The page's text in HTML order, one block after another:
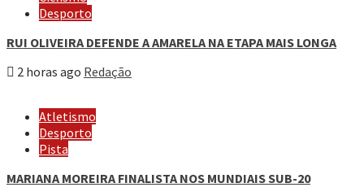
Desporto
RUI OLIVEIRA DEFENDE A AMARELA NA ETAPA MAIS LONGA
2 horas ago Redação
Atletismo
Desporto
Pista
MARIANA MOREIRA FINALISTA NOS MUNDIAIS SUB-20